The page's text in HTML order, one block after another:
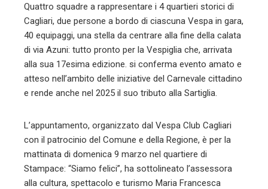
Quattro squadre a rappresentare i 4 quartieri storici di
Cagliari, due persone a bordo di ciascuna Vespa in gara,
40 equipaggi, una stella da centrare alla fine della calata
di via Azuni: tutto pronto per la Vespiglia che, arrivata
alla sua 17esima edizione. si conferma evento amato e
atteso nell’ambito delle iniziative del Carnevale cittadino
e rende anche nel 2025 il suo tributo alla Sartiglia.
L’appuntamento, organizzato dal Vespa Club Cagliari
con il patrocinio del Comune e della Regione, è per la
mattinata di domenica 9 marzo nel quartiere di
Stampace: “Siamo felici”, ha sottolineato l’assessora
alla cultura, spettacolo e turismo Maria Francesca